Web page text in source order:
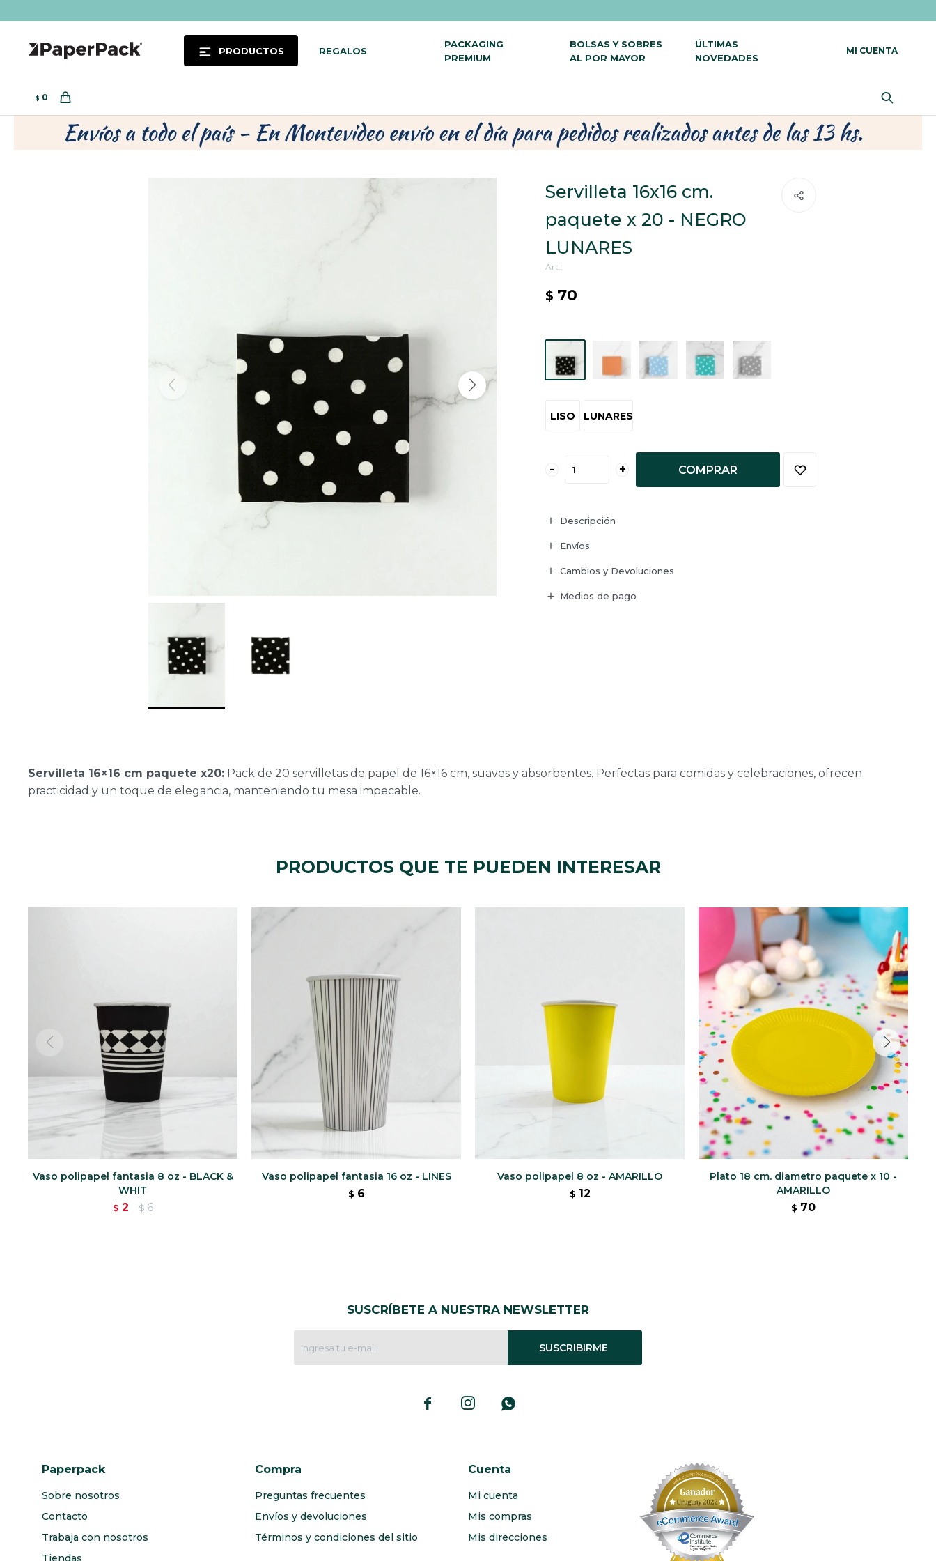
PRODUCTOS REGALOS
PACKAGING
PREMIUM
BOLSAS Y SOBRES
AL POR MAYOR
ÚLTIMAS
NOVEDADES
$ 0
Servilleta 16x16 cm.
paquete x 20 - NEGRO
LUNARES
$ 70
LISO LUNARES
- + COMPRAR
Descripción
Envíos
Cambios y Devoluciones
Medios de pago
Servilleta 16×16 cm paquete x20: Pack de 20 servilletas de papel de 16×16 cm, suaves y absorbentes. Perfectas para comidas y celebraciones, ofrecen
practicidad y un toque de elegancia, manteniendo tu mesa impecable.
PRODUCTOS QUE TE PUEDEN INTERESAR
Vaso polipapel fantasia 8 oz - BLACK &
WHIT
$ 2 $ 6
Vaso polipapel fantasia 16 oz - LINES
$ 6
Vaso polipapel 8 oz - AMARILLO
$ 12
Plato 18 cm. diametro paquete x 10 -
AMARILLO
$ 70
SUSCRÍBETE A NUESTRA NEWSLETTER
SUSCRIBIRME
  
Paperpack
Sobre nosotros
Contacto
Trabaja con nosotros
Tiendas
Compra
Preguntas frecuentes
Envíos y devoluciones
Términos y condiciones del sitio
Cuenta
Mi cuenta
Mis compras
Mis direcciones